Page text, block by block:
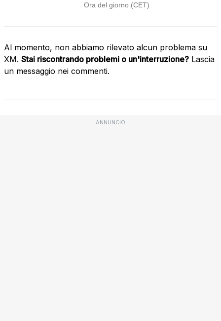
Al momento, non abbiamo rilevato alcun problema su
XM. Stai riscontrando problemi o un'interruzione? Lascia
un messaggio nei commenti.
ANNUNCIO